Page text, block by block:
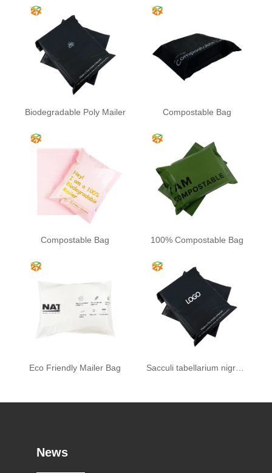
Biodegradable Poly Mailer Compostable Bag
Compostable Bag 100% Compostable Bag
Eco Friendly Mailer Bag
News